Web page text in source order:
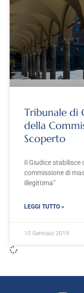
Tribunale di
della
Scoperto
Il Giudice stabilisce
commissione di
illegittima”
LEGGI TUTTO »
10 Gennaio 2019